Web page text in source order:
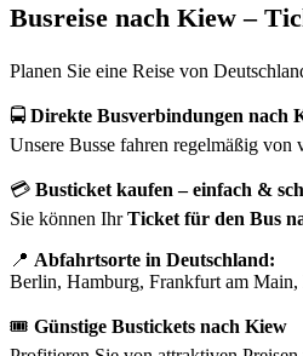
Busreise nach Kiew –
Planen Sie eine Reise von
🚍 Direkte Busverbindungen nach
Unsere Busse fahren regelmäßig von
💳 Busticket kaufen – einfach &
Sie können IhrTicket für den Bus
📍 Abfahrtsorte in Deutschland:
Berlin, Hamburg, Frankfurt am
🎟️ Günstige Bustickets nach Kiew